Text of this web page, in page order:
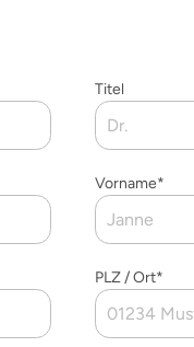
Titel
Vorname*
PLZ / Ort*